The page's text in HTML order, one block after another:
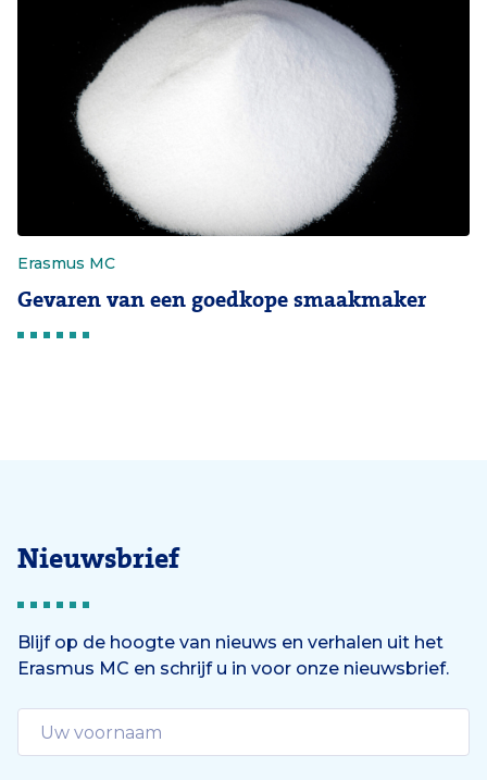
Erasmus MC
Gevaren van een goedkope smaakmaker
Nieuwsbrief
Blijf op de hoogte van nieuws en verhalen uit het
Erasmus MC en schrijf u in voor onze nieuwsbrief.